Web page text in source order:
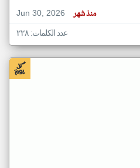
Jun 30, 2026
منذ شهر
عدد الكلمات: ٢٢٨